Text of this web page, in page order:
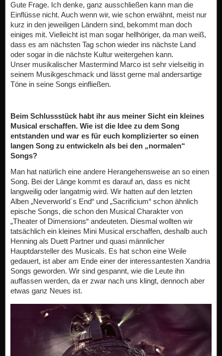
Gute Frage. Ich denke, ganz ausschließen kann man die
Einflüsse nicht. Auch wenn wir, wie schon erwähnt, meist nur
kurz in den jeweiligen Ländern sind, bekommt man doch
einiges mit. Vielleicht ist man sogar hellhöriger, da man weiß,
dass es am nächsten Tag schon wieder ins nächste Land
oder sogar in die nächste Kultur weitergehen kann.
Unser musikalischer Mastermind Marco ist sehr vielseitig in
seinem Musikgeschmack und lässt gerne mal andersartige
Töne in seine Songs einfließen.
Beim Schlussstück habt ihr aus meiner Sicht ein kleines
Musical erschaffen. Wie ist die Idee zu dem Song
entstanden und war es für euch komplizierter so einen
langen Song zu entwickeln als bei den „normalen“
Songs?
Man hat natürlich eine andere Herangehensweise an so einen
Song. Bei der Länge kommt es darauf an, dass es nicht
langweilig oder langatmig wird. Wir hatten auf den letzten
Alben „Neverworld´s End“ und „Sacrificium“ schon ähnlich
epische Songs, die schon den Musical Charakter von
„Theater of Dimensions“ andeuteten. Diesmal wollten wir
tatsächlich ein kleines Mini Musical erschaffen, deshalb auch
Henning als Duett Partner und quasi männlicher
Hauptdarsteller des Musicals. Es hat schon eine Weile
gedauert, ist aber am Ende einer der interessantesten Xandria
Songs geworden. Wir sind gespannt, wie die Leute ihn
auffassen werden, da er zwar nach uns klingt, dennoch aber
etwas ganz Neues ist.